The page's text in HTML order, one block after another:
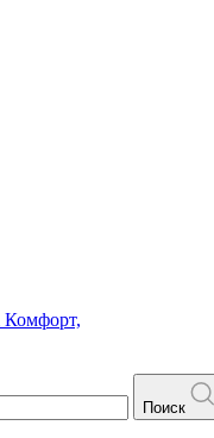
Комфорт,
Поиск